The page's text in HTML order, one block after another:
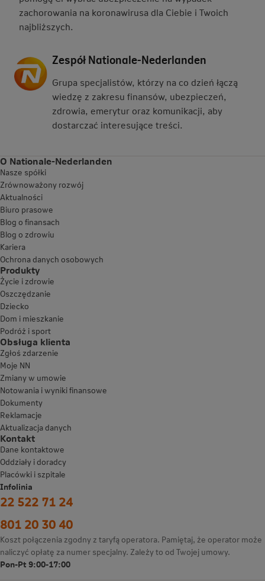
zachorowania na koronawirusa dla Ciebie i Twoich
najbliższych.
Zespół Nationale-Nederlanden
Grupa specjalistów, którzy na co dzień łączą
wiedzę z zakresu finansów, ubezpieczeń,
zdrowia, emerytur oraz komunikacji, aby
dostarczać interesujące treści.
O Nationale-Nederlanden
Nasze spółki
Zrównoważony rozwój
Aktualności
Biuro prasowe
Blog o finansach
Blog o zdrowiu
Kariera
Ochrona danych osobowych
Produkty
Życie i zdrowie
Oszczędzanie
Dziecko
Dom i mieszkanie
Podróż i sport
Obsługa klienta
Zgłoś zdarzenie
Moje NN
Zmiany w umowie
Notowania i wyniki finansowe
Dokumenty
Reklamacje
Aktualizacja danych
Kontakt
Dane kontaktowe
Oddziały i doradcy
Placówki i szpitale
Infolinia
22 522 71 24
801 20 30 40
Koszt połączenia zgodny z taryfą operatora. Pamiętaj, że operator może
naliczyć opłatę za numer specjalny. Zależy to od Twojej umowy.
Pon-Pt 9:00-17:00